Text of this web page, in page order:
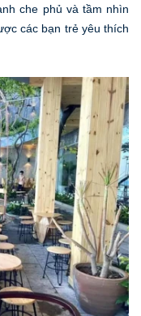
che phủ và tầm nhìn
các bạn trẻ yêu thích